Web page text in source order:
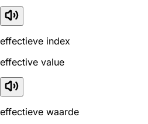
effectieve index
effective value
effectieve waarde